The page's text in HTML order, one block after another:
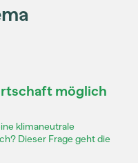
möglich
klimaneutrale
Dieser Frage geht die